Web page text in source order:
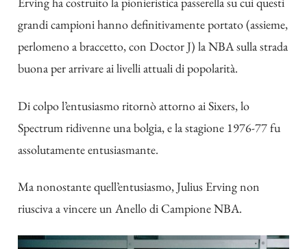
grandi campioni hanno definitivamente portato (assieme,
perlomeno a braccetto, con Doctor J) la NBA sulla strada
buona per arrivare ai livelli attuali di popolarità.
Di colpo l’entusiasmo ritornò attorno ai Sixers, lo
Spectrum ridivenne una bolgia, e la stagione 1976-77 fu
assolutamente entusiasmante.
Ma nonostante quell’entusiasmo, Julius Erving non
riusciva a vincere un Anello di Campione NBA.